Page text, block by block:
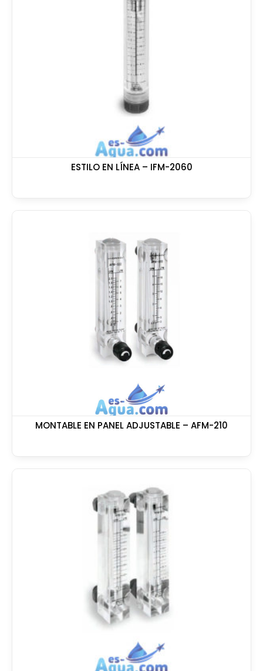
ESTILO EN LÍNEA – IFM-2060
MONTABLE EN PANEL ADJUSTABLE – AFM-210